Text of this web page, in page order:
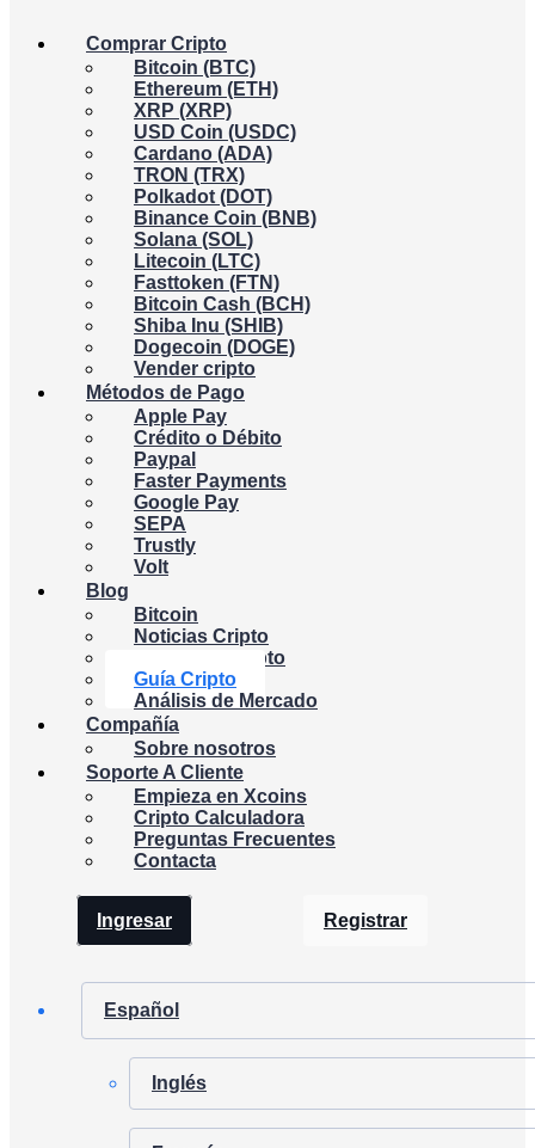
Comprar Cripto
Bitcoin (BTC)
Ethereum (ETH)
XRP (XRP)
USD Coin (USDC)
Cardano (ADA)
TRON (TRX)
Polkadot (DOT)
Binance Coin (BNB)
Solana (SOL)
Litecoin (LTC)
Fasttoken (FTN)
Bitcoin Cash (BCH)
Shiba Inu (SHIB)
Dogecoin (DOGE)
Vender cripto
Métodos de Pago
Apple Pay
Crédito o Débito
Paypal
Faster Payments
Google Pay
SEPA
Trustly
Volt
Blog
Bitcoin
Noticias Cripto
Academia Cripto
Guía Cripto
Análisis de Mercado
Compañía
Sobre nosotros
Soporte A Cliente
Empieza en Xcoins
Cripto Calculadora
Preguntas Frecuentes
Contacta
Ingresar Registrar
Español
Inglés